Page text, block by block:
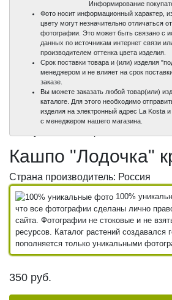
100%
Информирование
Фото носит информационный характер,
цвету могут незначительно отличаться
фотографии. Это может быть связано с
данных по источникам интернет связи
производителем оттенка цвета изделия.
Срок поставки товара и (или) изделия
менеджером и не влияет на срок
заказе.
Вы можете заказать любой товар(или)
каталоге. Для этого необходимо
изделия на электронный адрес La Kosta и
с менеджером нашего магазина.
Кашпо "Лодочка"
Страна производитель: Россия
100%
что все фотографии сделаны лично
сайта. Фотографии не стоковые и не
ресурсов. Каталог растений создавался
пополняется только уникальными
350 руб.